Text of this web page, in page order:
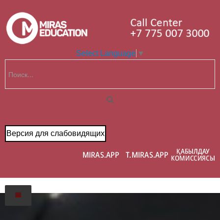
Select Language ▼
Версия для слабовидящих